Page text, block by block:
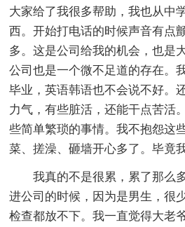
大家给了我很多帮助，我也从中
西。开始打电话的时候声音有点
多。这是公司给我的机会，也是
公司也是一个微不足道的存在。
毕业，英语韩语也不会说不好。
力气，有些脏活，还能干点苦活
些简单繁琐的事情。我不抱怨这
菜、搓澡、砸墙开心多了。毕竟
我真的不是很累，累了那么
进公司的时候，因为是男生，很
检查都放不下。我一直觉得大老